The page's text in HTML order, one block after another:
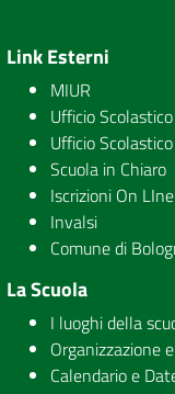
Link Esterni
MIUR
Ufficio
Ufficio
Scuola in Chiaro
Iscrizioni On LIne
Invalsi
Comune di
La Scuola
I luoghi della
Organizzazione
Calendario e